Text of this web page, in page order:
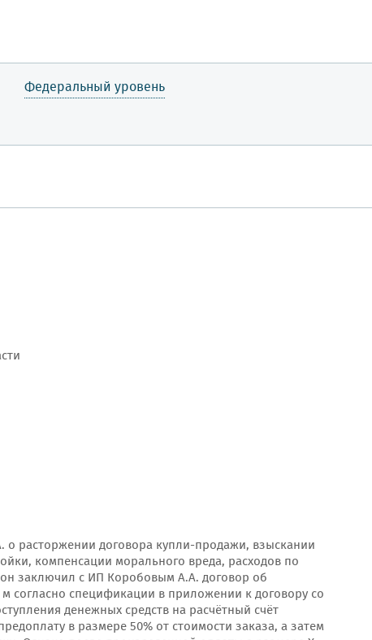
Федеральный уровень
о расторжении договора купли-продажи, взыскании
компенсации морального вреда, расходов по
заключил с ИП Коробовым А.А. договор об
согласно спецификации в приложении к договору со
денежных средств на расчётный счёт
в размере 50% от стоимости заказа, а затем